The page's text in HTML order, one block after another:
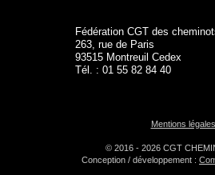
Fédération CGT des
263, rue de Paris
93515 Montreuil Cedex
Tél. : 01 55 82 84 40
Mentions légales
© 2016 - 2026 CGT
Conception / développement :